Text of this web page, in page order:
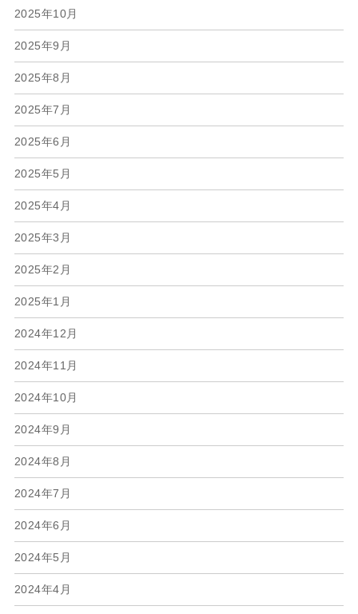
2025年10月
2025年9月
2025年8月
2025年7月
2025年6月
2025年5月
2025年4月
2025年3月
2025年2月
2025年1月
2024年12月
2024年11月
2024年10月
2024年9月
2024年8月
2024年7月
2024年6月
2024年5月
2024年4月